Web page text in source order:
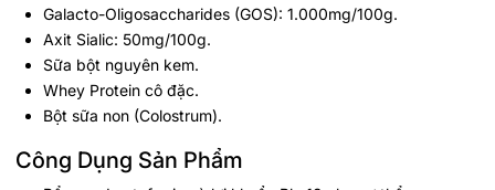
Galacto-Oligosaccharides (GOS): 1.000mg/100g.
Axit Sialic: 50mg/100g.
Sữa bột nguyên kem.
Whey Protein cô đặc.
Bột sữa non (Colostrum).
Công Dụng Sản Phẩm